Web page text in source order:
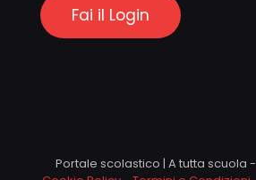
Fai il Login
Portale scolastico | A tutta scuola -